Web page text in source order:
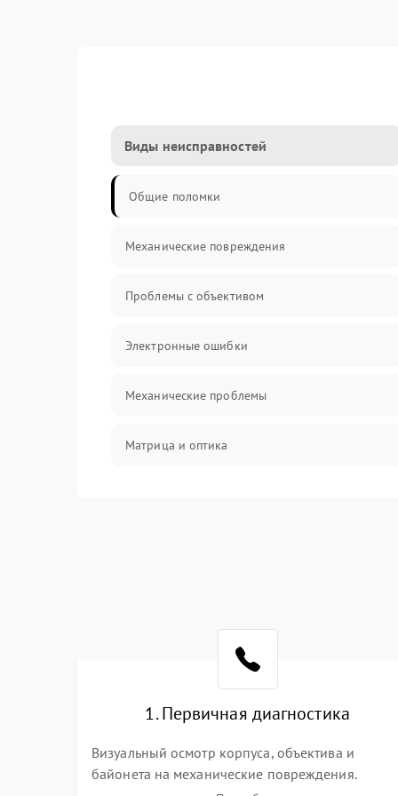
Виды неисправностей
Общие поломки
Механические повреждения
Проблемы с объективом
Электронные ошибки
Механические проблемы
Матрица и оптика
Коммуникации и интерфейсы
1. Первичная диагностика
Визуальный осмотр корпуса, объектива и
байонета на механические повреждения.